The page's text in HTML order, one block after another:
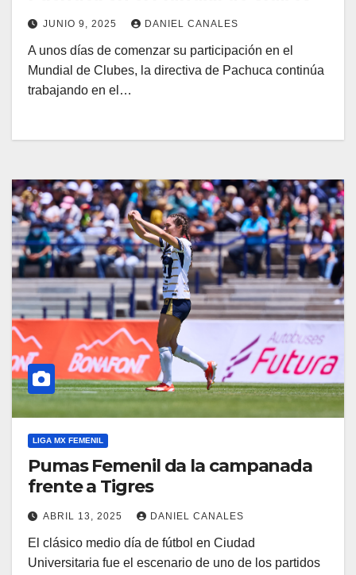
JUNIO 9, 2025 DANIEL CANALES
A unos días de comenzar su participación en el
Mundial de Clubes, la directiva de Pachuca continúa
trabajando en el…
LIGA MX FEMENIL
Pumas Femenil da la campanada
frente a Tigres
ABRIL 13, 2025 DANIEL CANALES
El clásico medio día de fútbol en Ciudad
Universitaria fue el escenario de uno de los partidos